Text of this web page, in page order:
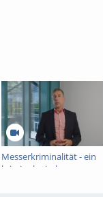
Messerkriminalität - ein
kriminologisches